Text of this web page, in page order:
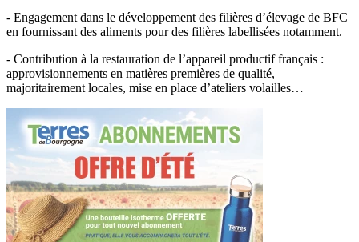
- Engagement dans le développement des filières d’élevage de BFC
en fournissant des aliments pour des filières labellisées notamment.
- Contribution à la restauration de l’appareil productif français :
approvisionnements en matières premières de qualité,
majoritairement locales, mise en place d’ateliers volailles…